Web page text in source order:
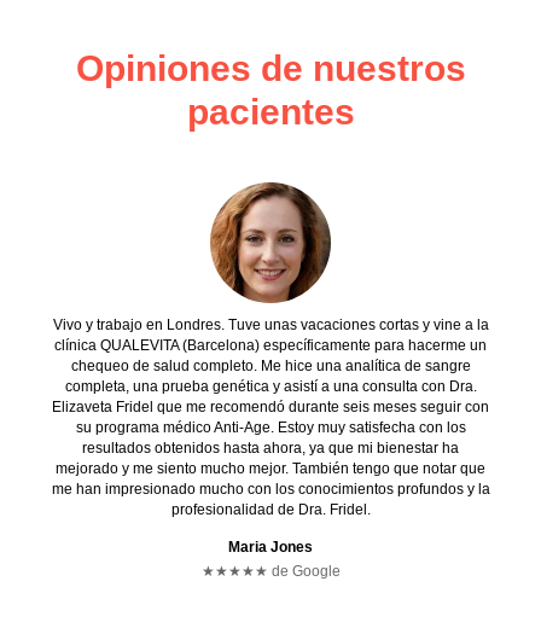
Opiniones de nuestros
pacientes
Vivo y trabajo en Londres. Tuve unas vacaciones cortas y vine a la
clínica QUALEVITA (Barcelona) específicamente para hacerme un
chequeo de salud completo. Me hice una analítica de sangre
completa, una prueba genética y asistí a una consulta con Dra.
Elizaveta Fridel que me recomendó durante seis meses seguir con
su programa médico Anti-Age. Estoy muy satisfecha con los
resultados obtenidos hasta ahora, ya que mi bienestar ha
mejorado y me siento mucho mejor. También tengo que notar que
me han impresionado mucho con los conocimientos profundos y la
profesionalidad de Dra. Fridel.
Maria Jones
★★★★★ de Google